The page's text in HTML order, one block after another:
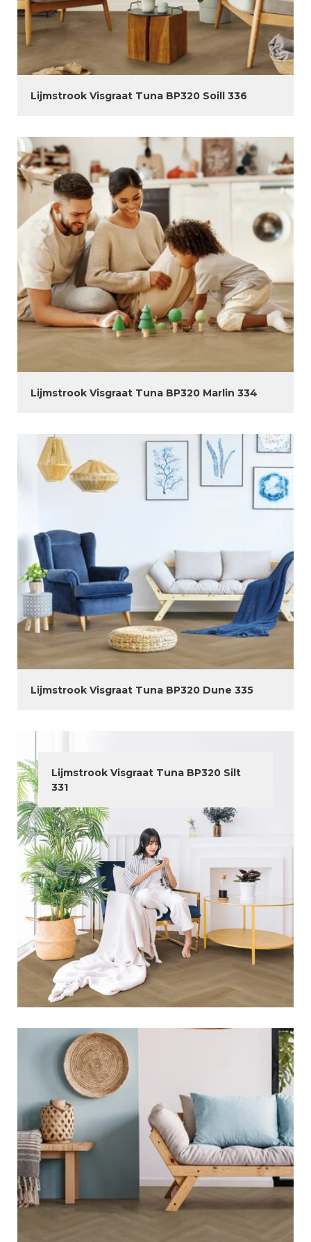
Lijmstrook Visgraat Tuna BP320 Soill 336
Lijmstrook Visgraat Tuna BP320 Marlin 334
Lijmstrook Visgraat Tuna BP320 Dune 335
Lijmstrook Visgraat Tuna BP320 Silt
331